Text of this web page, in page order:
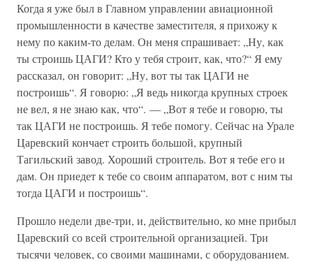
Когда я уже был в Главном управлении авиационной
промышленности в качестве заместителя, я прихожу к
нему по каким-то делам. Он меня спрашивает: „Ну, как
ты строишь ЦАГИ? Кто у тебя строит, как, что?“ Я ему
рассказал, он говорит: „Ну, вот ты так ЦАГИ не
построишь“. Я говорю: „Я ведь никогда крупных строек
не вел, я не знаю как, что“. — „Вот я тебе и говорю, ты
так ЦАГИ не построишь. Я тебе помогу. Сейчас на Урале
Царевский кончает строить большой, крупный
Тагильский завод. Хороший строитель. Вот я тебе его и
дам. Он приедет к тебе со своим аппаратом, вот с ним ты
тогда ЦАГИ и построишь“.
Прошло недели две-три, и, действительно, ко мне прибыл
Царевский со всей строительной организацией. Три
тысячи человек, со своими машинами, с оборудованием.